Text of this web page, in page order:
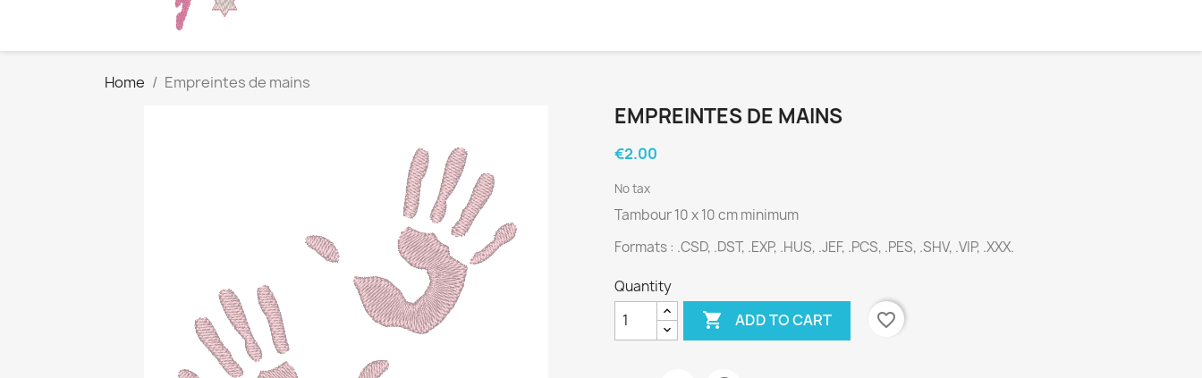
Home Empreintes de mains
EMPREINTES DE MAINS
€2.00
No tax
Tambour 10 x 10 cm minimum
Formats : .CSD, .DST, .EXP, .HUS, .JEF, .PCS, .PES, .SHV, .VIP, .XXX.
Quantity
 ADD TO CART favorite_border